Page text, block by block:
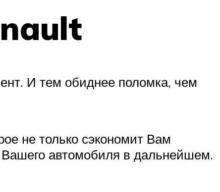
И тем обиднее поломка, чем
не только сэкономит Вам
Вашего автомобиля в дальнейшем.